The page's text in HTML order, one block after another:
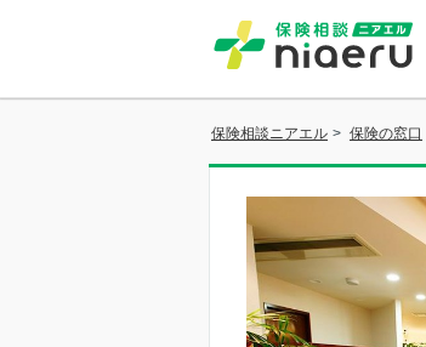
保険相談ニアエル > 保険の窓口